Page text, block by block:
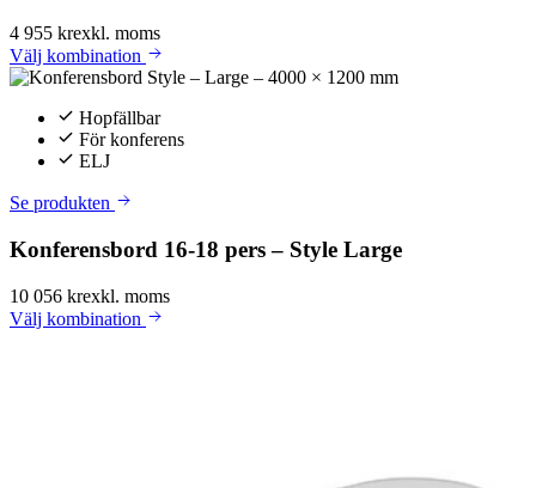
4 955 krexkl. moms
Välj kombination
Hopfällbar
För konferens
ELJ
Se produkten
Konferensbord 16-18 pers – Style Large
10 056 krexkl. moms
Välj kombination